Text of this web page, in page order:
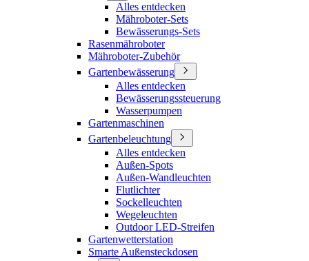
Alles entdecken
Mähroboter-Sets
Bewässerungs-Sets
Rasenmähroboter
Mähroboter-Zubehör
Gartenbewässerung
Alles entdecken
Bewässerungssteuerung
Wasserpumpen
Gartenmaschinen
Gartenbeleuchtung
Alles entdecken
Außen-Spots
Außen-Wandleuchten
Flutlichter
Sockelleuchten
Wegeleuchten
Outdoor LED-Streifen
Gartenwetterstation
Smarte Außensteckdosen